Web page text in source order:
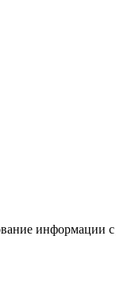
информации